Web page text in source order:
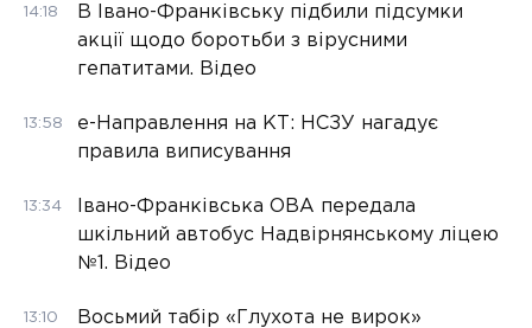
14:18
В Івано-Франківську підбили підсумки
акції щодо боротьби з вірусними
гепатитами. Відео
13:58
е-Направлення на КТ: НСЗУ нагадує
правила виписування
13:34
Івано-Франківська ОВА передала
шкільний автобус Надвірнянському ліцею
№1. Відео
13:10
Восьмий табір «Глухота не вирок»